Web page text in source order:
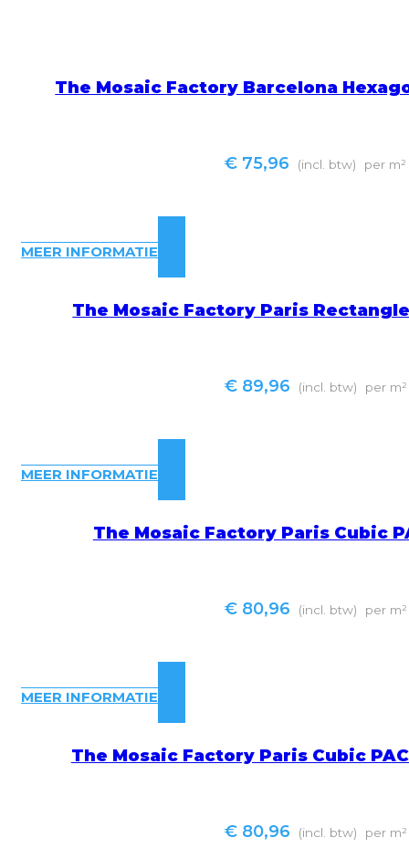
The Mosaic Factory Barcelona
€ 75,96 (incl. btw) per m²
MEER INFORMATIE
The Mosaic Factory Paris
€89,96 (incl. btw) per m²
MEER INFORMATIE
The Mosaic Factory Paris Cubic
€80,96 (incl. btw) per m²
MEER INFORMATIE
The Mosaic Factory Paris Cubic
€80,96 (incl. btw) per m²